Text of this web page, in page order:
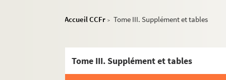
Accueil CCFr > Tome III. Supplément et tables
Tome III. Supplément et tables